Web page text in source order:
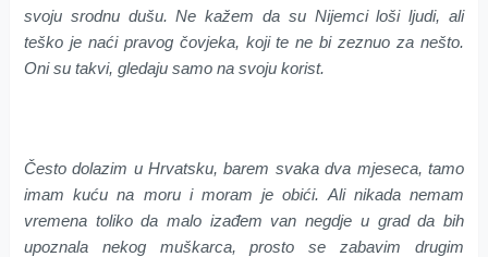
svoju srodnu dušu. Ne kažem da su Nijemci loši ljudi, ali
teško je naći pravog čovjeka, koji te ne bi zeznuo za nešto.
Oni su takvi, gledaju samo na svoju korist.
Često dolazim u Hrvatsku, barem svaka dva mjeseca, tamo
imam kuću na moru i moram je obići. Ali nikada nemam
vremena toliko da malo izađem van negdje u grad da bih
upoznala nekog muškarca, prosto se zabavim drugim